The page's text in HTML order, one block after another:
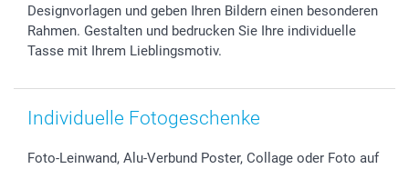
smartfriends
smartgarantie
Designvorlagen und geben Ihren Bildern einen besonderen
Rahmen. Gestalten und bedrucken Sie Ihre individuelle
Tasse mit Ihrem Lieblingsmotiv.
Individuelle Fotogeschenke
Foto-Leinwand, Alu-Verbund Poster, Collage oder Foto auf